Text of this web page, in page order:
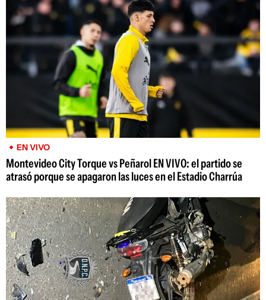
EN VIVO
Montevideo City Torque vs Peñarol EN VIVO: el partido se
atrasó porque se apagaron las luces en el Estadio Charrúa